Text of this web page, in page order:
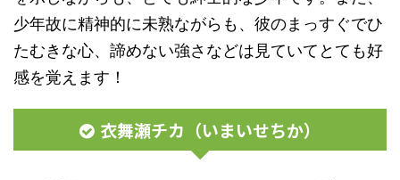
少年故に精神的に未熟ながらも、彼のまっすぐでひ
たむきな心、諦めない強さなどは見ていてとても好
感を覚えます！
衣舞瀬チカ（いまいせちか）